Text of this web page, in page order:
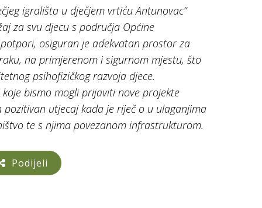
igrališta u dječjem vrtiću Antunovac“
za svu djecu s područja Općine
osiguran je adekvatan prostor za
na primjerenom i sigurnom mjestu, što
psihofizičkog razvoja djece.
bismo mogli prijaviti nove projekte
utjecaj kada je riječ o u ulaganjima
te s njima povezanom infrastrukturom.
Podijeli